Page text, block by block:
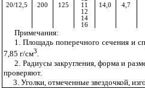
20/12,5
200 125
11
12
14
16
14,0 4,7
Примечания:
1. Площадь поперечного сечения и
7,85 г/см3.
2. Радиусы закругления, форма и
проверяют.
3. Уголки, отмеченные звездочкой,